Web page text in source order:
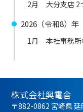
2月 大分支店 2
2026（令和8）年
1月 本社事務
株式会社興電舎
〒882-0862 宮崎県